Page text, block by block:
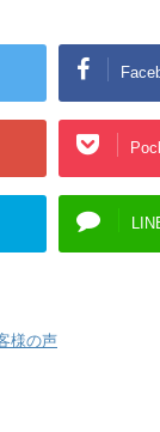
様の声